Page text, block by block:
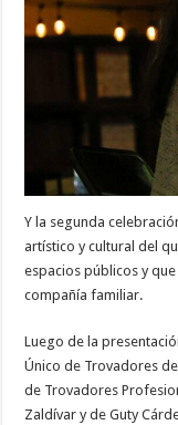
Y la segunda
artístico y cultural del
espacios públicos y
compañía familiar.
Luego de la
Único de Trovadores
de Trovadores
Zaldívar y de Guty